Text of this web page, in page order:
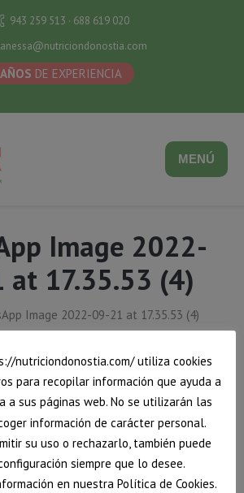
943 259 513 · 688 619 020
DE EXPERIENCIA
MENÚ
Image 2022-
at 17.35.53 (4)
Image 2022-09-21 at 17.35.53 (4)
nutriciondonostia.com/ utiliza cookies
para recopilar información que ayuda a
a sus páginas web. No se utilizarán las
información de carácter personal.
su uso o rechazarlo, también puede
siempre que lo desee.
en nuestra Política de Cookies.